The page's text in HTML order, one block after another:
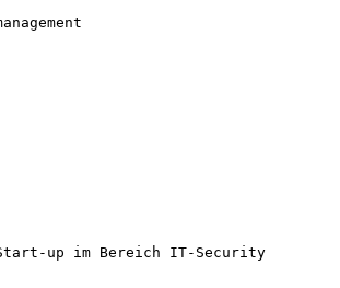
Start-up im Bereich IT-Security